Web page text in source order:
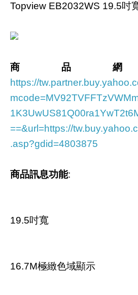
Topview EB2032WS 19.5吋
商品
https://
==&url=https://
.asp?gdid=4803875
商品訊息功能:
19.5吋寬
16.7M極緻色域顯示